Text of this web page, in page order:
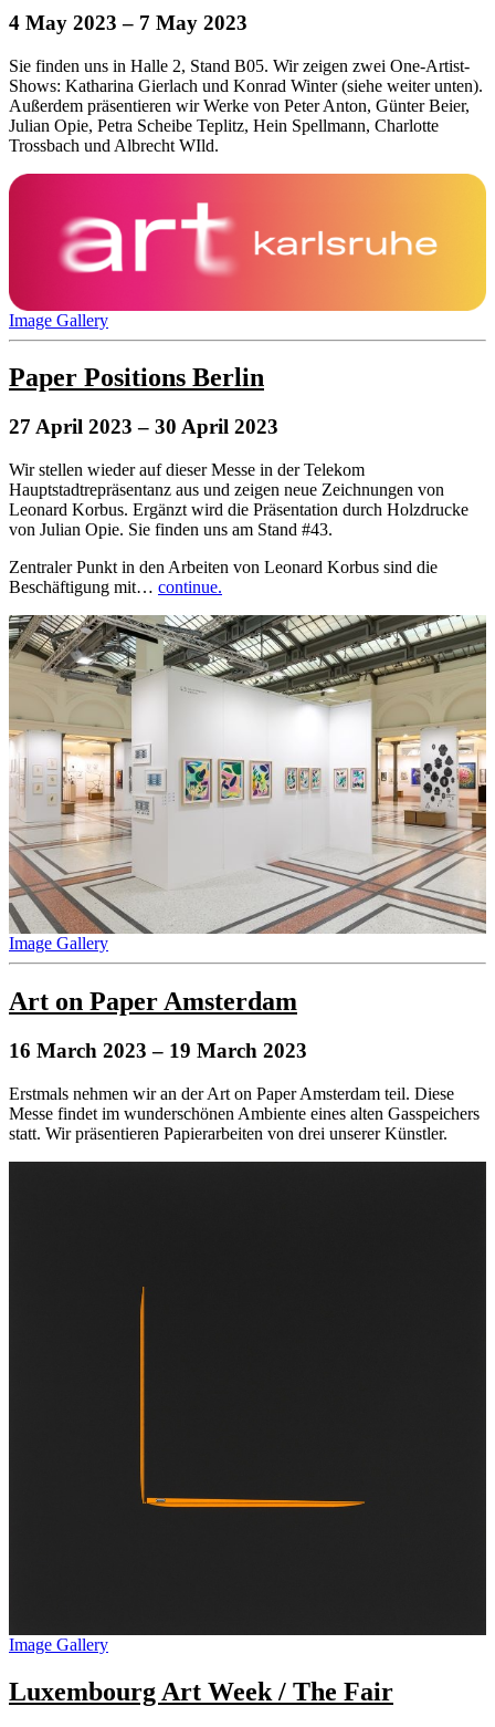
4 May 2023 – 7 May 2023
Sie finden uns in Halle 2, Stand B05. Wir zeigen zwei One-Artist-
Shows: Katharina Gierlach und Konrad Winter (siehe weiter unten).
Außerdem präsentieren wir Werke von Peter Anton, Günter Beier,
Julian Opie, Petra Scheibe Teplitz, Hein Spellmann, Charlotte
Trossbach und Albrecht WIld.
Image Gallery
Paper Positions Berlin
27 April 2023 – 30 April 2023
Wir stellen wieder auf dieser Messe in der Telekom
Hauptstadtrepräsentanz aus und zeigen neue Zeichnungen von
Leonard Korbus. Ergänzt wird die Präsentation durch Holzdrucke
von Julian Opie. Sie finden uns am Stand #43.
Zentraler Punkt in den Arbeiten von Leonard Korbus sind die
Beschäftigung mit… continue.
Image Gallery
Art on Paper Amsterdam
16 March 2023 – 19 March 2023
Erstmals nehmen wir an der Art on Paper Amsterdam teil. Diese
Messe findet im wunderschönen Ambiente eines alten Gasspeichers
statt. Wir präsentieren Papierarbeiten von drei unserer Künstler.
Image Gallery
Luxembourg Art Week / The Fair